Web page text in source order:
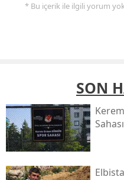
* Bu içerik ile ilgili yorum
SON